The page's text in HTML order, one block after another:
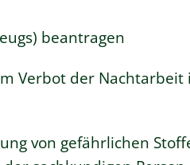
beantragen
Verbot der Nachtarbeit
von gefährlichen